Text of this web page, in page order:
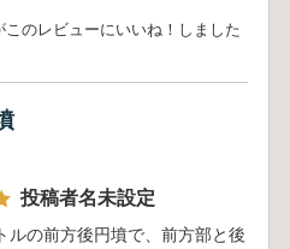
このレビューにいいね！しました
投稿者名未設定
ルの前方後円墳で、前方部と後